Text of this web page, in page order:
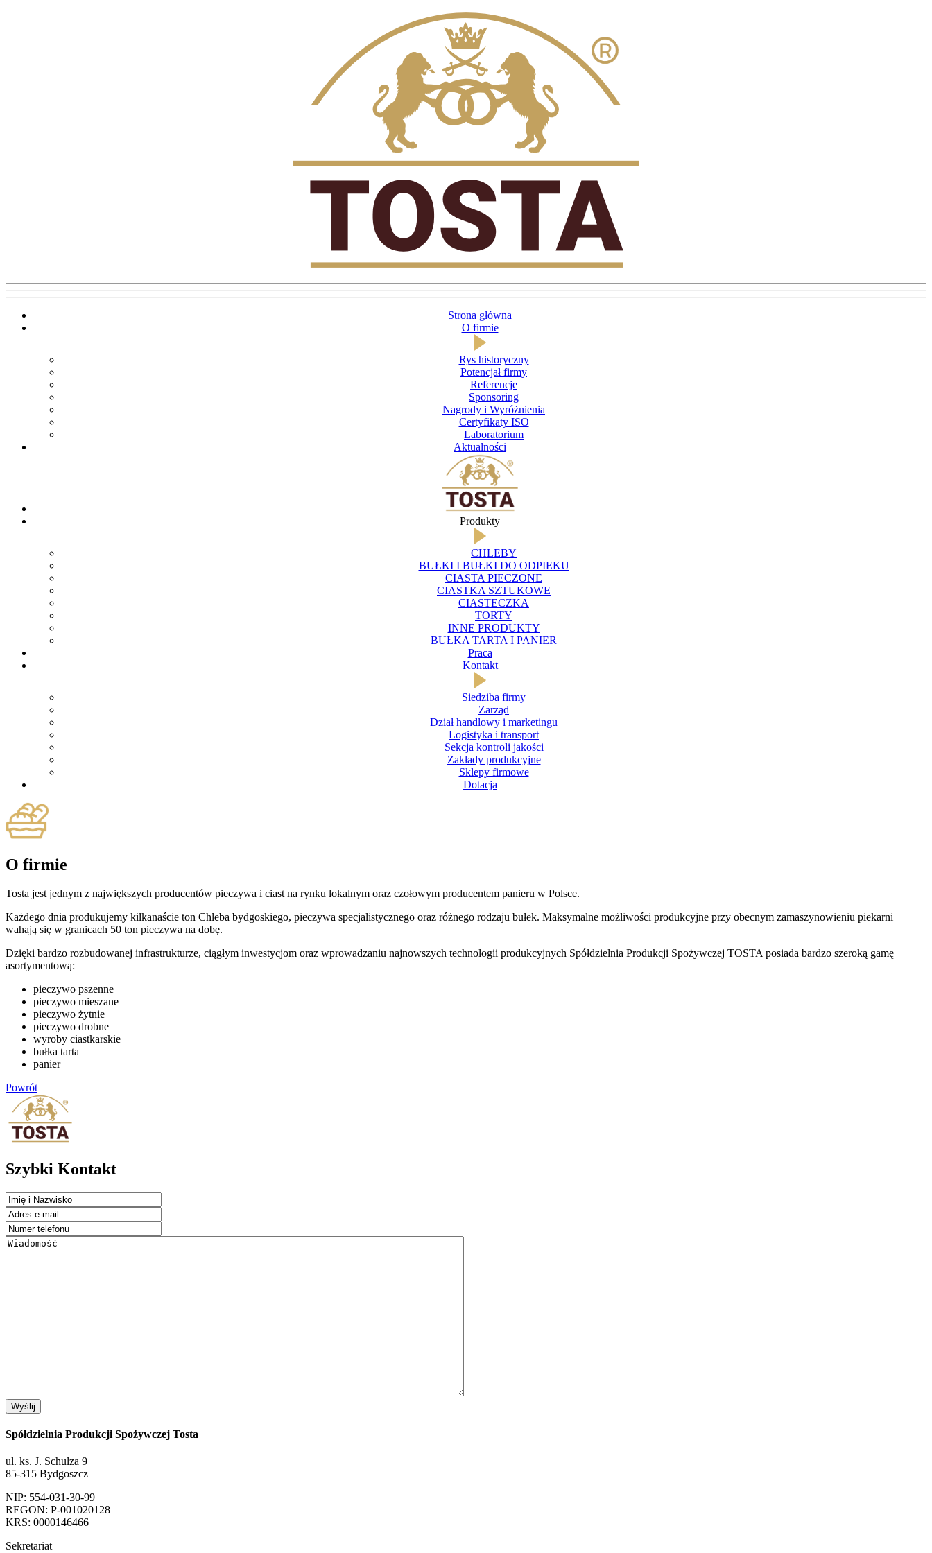
Strona główna
O firmie
Rys historyczny
Potencjał firmy
Referencje
Sponsoring
Nagrody i Wyróżnienia
Certyfikaty ISO
Laboratorium
Aktualności
Produkty
CHLEBY
BUŁKI I BUŁKI DO ODPIEKU
CIASTA PIECZONE
CIASTKA SZTUKOWE
CIASTECZKA
TORTY
INNE PRODUKTY
BUŁKA TARTA I PANIER
Praca
Kontakt
Siedziba firmy
Zarząd
Dział handlowy i marketingu
Logistyka i transport
Sekcja kontroli jakości
Zakłady produkcyjne
Sklepy firmowe
Dotacja
O firmie
Tosta jest jednym z największych producentów pieczywa i ciast na rynku lokalnym oraz czołowym producentem panieru w Polsce.
Każdego dnia produkujemy kilkanaście ton Chleba bydgoskiego, pieczywa specjalistycznego oraz różnego rodzaju bułek. Maksymalne możliwości produkcyjne przy obecnym zamaszynowieniu piekarni
wahają się w granicach 50 ton pieczywa na dobę.
Dzięki bardzo rozbudowanej infrastrukturze, ciągłym inwestycjom oraz wprowadzaniu najnowszych technologii produkcyjnych Spółdzielnia Produkcji Spożywczej TOSTA posiada bardzo szeroką gamę
asortymentową:
pieczywo pszenne
pieczywo mieszane
pieczywo żytnie
pieczywo drobne
wyroby ciastkarskie
bułka tarta
panier
Powrót
Szybki Kontakt
Spółdzielnia Produkcji Spożywczej Tosta
ul. ks. J. Schulza 9
85-315 Bydgoszcz
NIP: 554-031-30-99
REGON: P-001020128
KRS: 0000146466
Sekretariat